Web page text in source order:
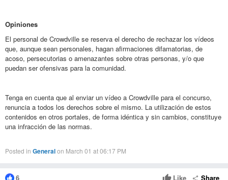
Opiniones
El personal de Crowdville se reserva el derecho de rechazar los vídeos
que, aunque sean personales, hagan afirmaciones difamatorias, de
acoso, persecutorias o amenazantes sobre otras personas, y/o que
puedan ser ofensivas para la comunidad.
Tenga en cuenta que al enviar un vídeo a Crowdville para el concurso,
renuncia a todos los derechos sobre el mismo. La utilización de estos
contenidos en otros portales, de forma idéntica y sin cambios, constituye
una infracción de las normas.
Posted in Generalon March 01 at 06:17 PM
thumb_up Like share Share
6